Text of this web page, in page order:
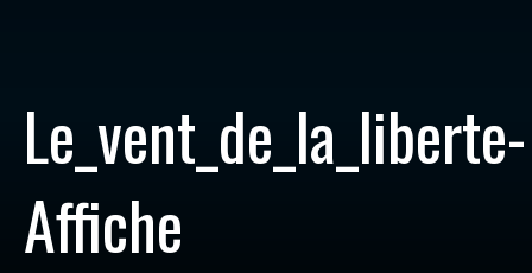
Le_vent_de_la_liberte-
Affiche